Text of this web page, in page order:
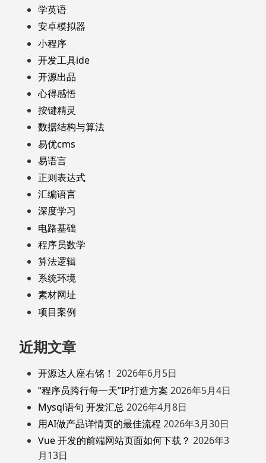
学英语
安卓模拟器
小程序
开发工具ide
开源出品
心得感悟
按键精灵
数据结构与算法
易优cms
易语言
正则表达式
汇编语言
深度学习
电路基础
程序员数学
算法逻辑
系统环境
素材网址
项目案例
近期文章
开源达人座右铭！ 2026年6月5日
“程序员跨行每一天”IP打造方案 2026年5月4日
Mysql语句 开发汇总 2026年4月8日
用AI做产品详情页的最佳流程 2026年3月30日
Vue 开发的前端网站页面如何下载？ 2026年3
月13日